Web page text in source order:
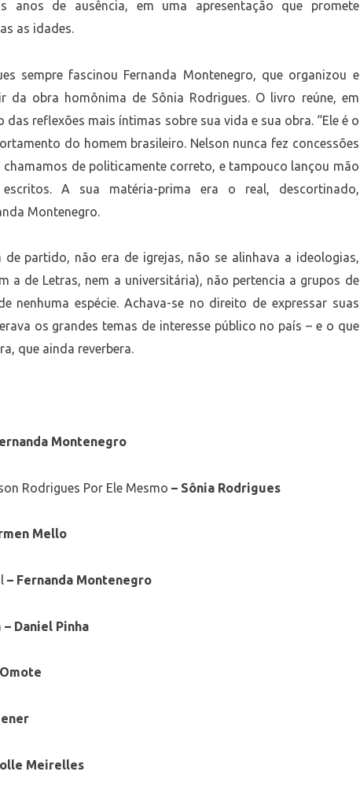
anos de ausência, em uma apresentação que promete
as idades.
sempre fascinou Fernanda Montenegro, que organizou e
da obra homônima de Sônia Rodrigues. O livro reúne, em
das reflexões mais íntimas sobre sua vida e sua obra. “Ele é o
do homem brasileiro. Nelson nunca fez concessões
chamamos de politicamente correto, e tampouco lançou mão
A sua matéria-prima era o real, descortinado,
Montenegro.
de partido, não era de igrejas, não se alinhava a ideologias,
a de Letras, nem a universitária), não pertencia a grupos de
nenhuma espécie. Achava-se no direito de expressar suas
os grandes temas de interesse público no país – e o que
que ainda reverbera.
Montenegro
Rodrigues Por Ele Mesmo– Sônia Rodrigues
Mello
– Fernanda Montenegro
– Daniel Pinha
Meirelles